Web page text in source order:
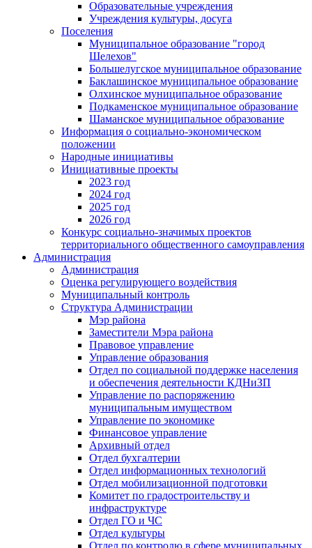
Образовательные учреждения
Учреждения культуры, досуга
Поселения
Муниципальное образование "город
Шелехов"
Большелугское муниципальное образование
Баклашинское муниципальное образование
Олхинское муниципальное образование
Подкаменское муниципальное образование
Шаманское муниципальное образование
Информация о социально-экономическом
положении
Народные инициативы
Инициативные проекты
2023 год
2024 год
2025 год
2026 год
Конкурс социально-значимых проектов
территориального общественного самоуправления
Администрация
Администрация
Оценка регулирующего воздействия
Муниципальный контроль
Структура Администрации
Мэр района
Заместители Мэра района
Правовое управление
Управление образования
Отдел по социальной поддержке населения
и обеспечения деятельности КДНиЗП
Управление по распоряжению
муниципальным имуществом
Управление по экономике
Финансовое управление
Архивный отдел
Отдел бухгалтерии
Отдел информационных технологий
Отдел мобилизационной подготовки
Комитет по градостроительству и
инфраструктуре
Отдел ГО и ЧС
Отдел культуры
Отдел по контролю в сфере муниципальных